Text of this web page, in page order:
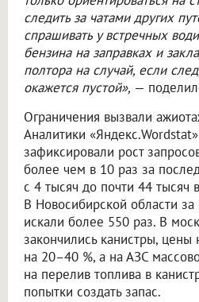
следить за чатами других
спрашивать у встречных
бензина на заправках и
полтора на случай, если
окажется пустой», —
Ограничения вызвали
Аналитики
зафиксировали рост
более чем в 10 раз за
с 4 тысяч до почти 44 тысяч
В Новосибирской области за
искали более 550 раз. В
закончились канистры,
на 20–40 %, а на АЗС
на перелив топлива в
попытки создать запас.